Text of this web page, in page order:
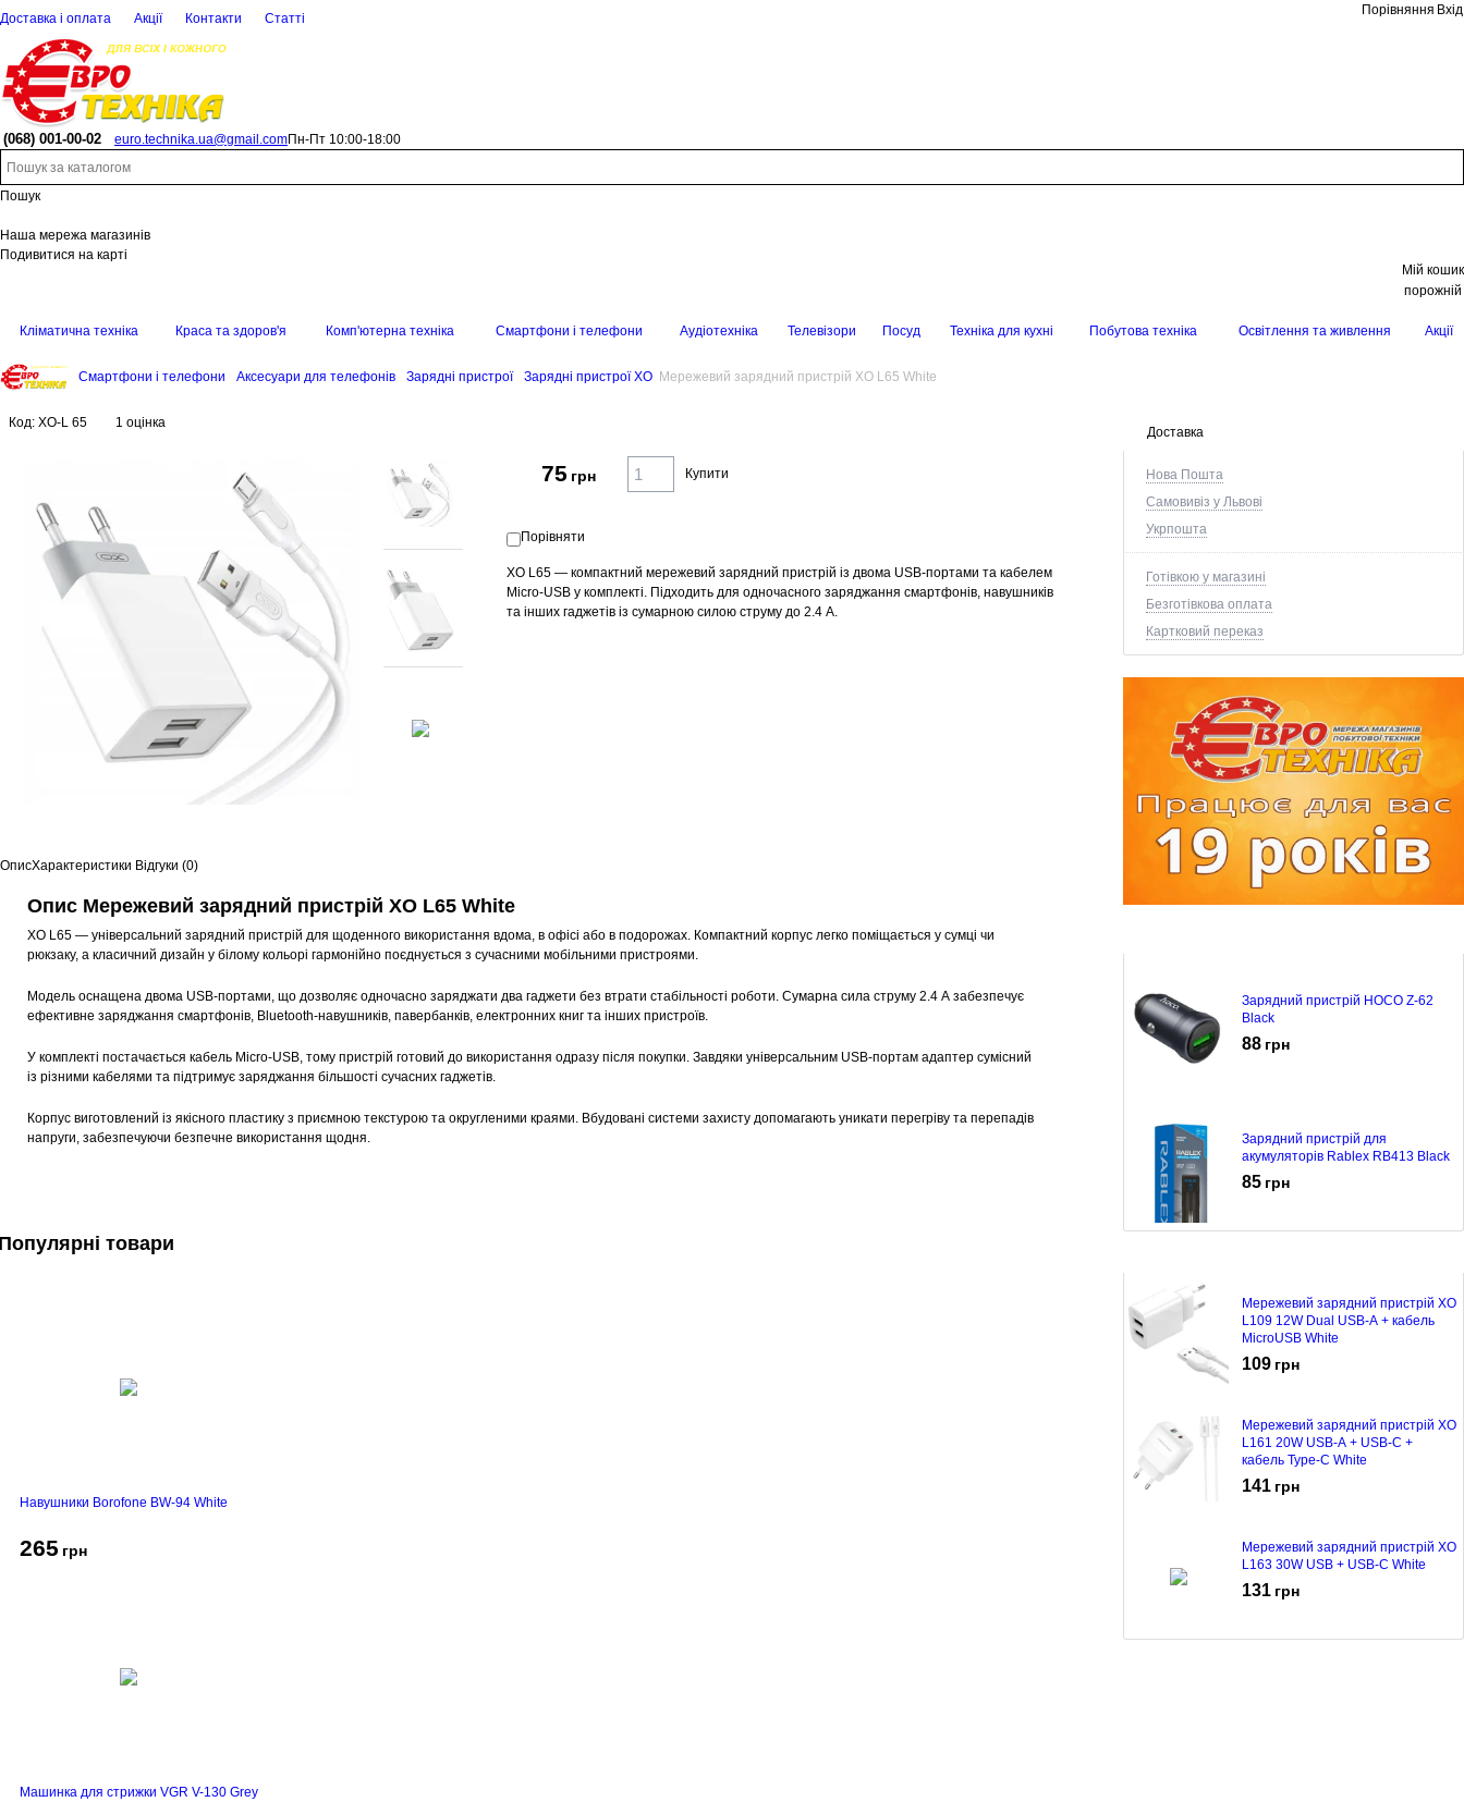
Доставка і оплата Акції Контакти Статті
Порівняння Вхід
(068) 001-00-02 euro.technika.ua@gmail.comПн-Пт 10:00-18:00
Пошук
Наша мережа магазинів
Подивитися на карті
Мій кошик
порожній
Кліматична техніка Краса та здоров'я Комп'ютерна техніка Смартфони і телефони Аудіотехніка Телевізори Посуд Техніка для кухні Побутова техніка Освітлення та живлення Акції
Смартфони і телефони Аксесуари для телефонів Зарядні пристрої Зарядні пристрої XO Мережевий зарядний пристрій XO L65 White
Доставка
Нова Пошта
Самовивіз у Львові
Укрпошта
Готівкою у магазині
Безготівкова оплата
Картковий переказ
Зарядний пристрій HOCO Z-62
Black
88 грн
Зарядний пристрій для
акумуляторів Rablex RB413 Black
85 грн
Мережевий зарядний пристрій XO
L109 12W Dual USB-A + кабель
MicroUSB White
109 грн
Мережевий зарядний пристрій XO
L161 20W USB-A + USB-C +
кабель Type-C White
141 грн
Мережевий зарядний пристрій XO
L163 30W USB + USB-C White
131 грн
Код: XO-L 65 1 оцінка
75 грн Купити
Порівняти
XO L65 — компактний мережевий зарядний пристрій із двома USB-портами та кабелем
Micro-USB у комплекті. Підходить для одночасного заряджання смартфонів, навушників
та інших гаджетів із сумарною силою струму до 2.4 А.
ОписХарактеристики Відгуки (0)
Опис Мережевий зарядний пристрій XO L65 White
XO L65 — універсальний зарядний пристрій для щоденного використання вдома, в офісі або в подорожах. Компактний корпус легко поміщається у сумці чи
рюкзаку, а класичний дизайн у білому кольорі гармонійно поєднується з сучасними мобільними пристроями.
Модель оснащена двома USB-портами, що дозволяє одночасно заряджати два гаджети без втрати стабільності роботи. Сумарна сила струму 2.4 А забезпечує
ефективне заряджання смартфонів, Bluetooth-навушників, павербанків, електронних книг та інших пристроїв.
У комплекті постачається кабель Micro-USB, тому пристрій готовий до використання одразу після покупки. Завдяки універсальним USB-портам адаптер сумісний
із різними кабелями та підтримує заряджання більшості сучасних гаджетів.
Корпус виготовлений із якісного пластику з приємною текстурою та округленими краями. Вбудовані системи захисту допомагають уникати перегріву та перепадів
напруги, забезпечуючи безпечне використання щодня.
товари
Навушники Borofone BW-94 White
265 грн
Машинка для стрижки VGR V-130 Grey